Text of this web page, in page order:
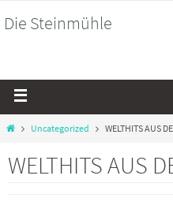
Die Steinmühle
Uncategorized WELTHITS AUS
WELTHITS AUS